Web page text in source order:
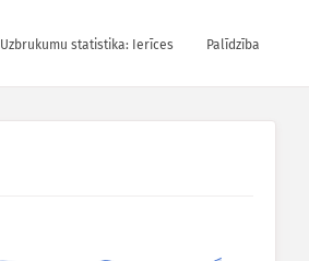
Uzbrukumu statistika: Ierīces Palīdzība